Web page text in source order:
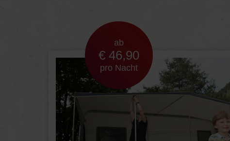
ab
€ 46,90
pro Nacht